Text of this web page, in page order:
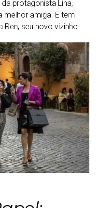
protagonista Lina,
melhor amiga. E tem
Ren, seu novo vizinho.